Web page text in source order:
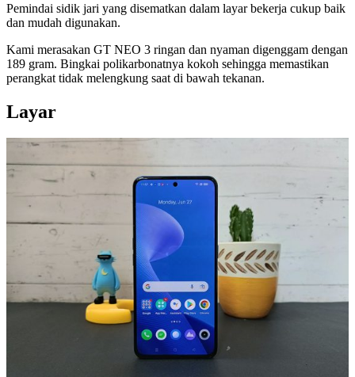
Pemindai sidik jari yang disematkan dalam layar bekerja cukup baik
dan mudah digunakan.
Kami merasakan GT NEO 3 ringan dan nyaman digenggam dengan
189 gram. Bingkai polikarbonatnya kokoh sehingga memastikan
perangkat tidak melengkung saat di bawah tekanan.
Layar